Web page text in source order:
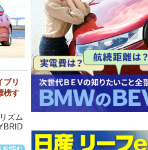
ブリ
榜す
ズム